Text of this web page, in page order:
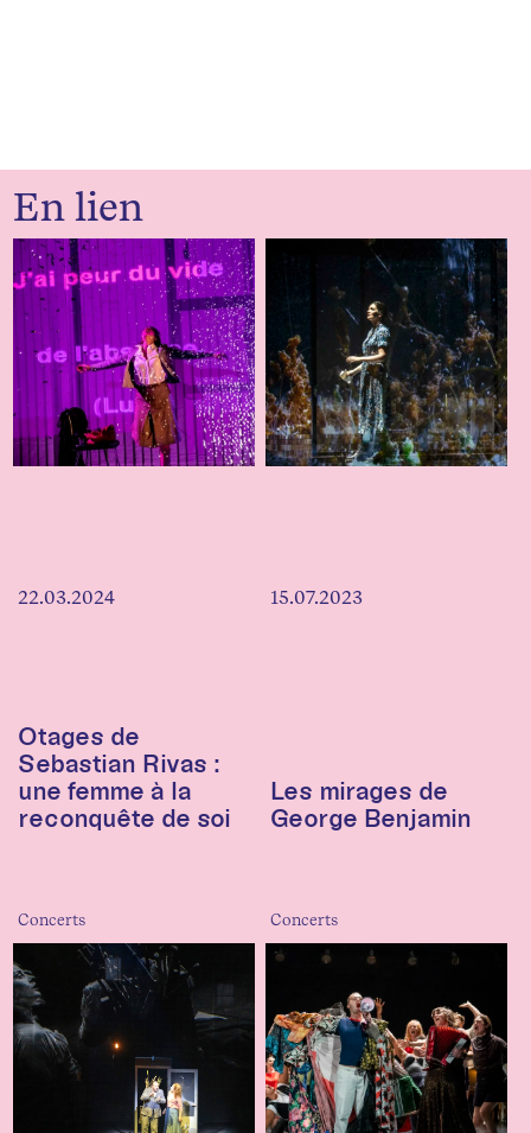
En lien
22.03.2024
Otages de
Sebastian Rivas :
une femme à la
reconquête de soi
Concerts
15.07.2023
Les mirages de
George Benjamin
Concerts